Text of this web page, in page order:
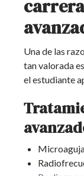
Una de las
tan valorada
el estudiante